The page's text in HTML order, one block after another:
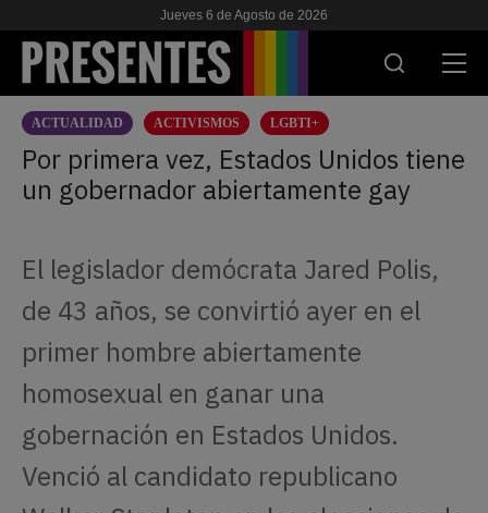
Jueves 6 de Agosto de 2026
ACTUALIDAD
INVESTIGACIONES
ESCUELA
APOYANOS
ES EN
ACTUALIDAD ACTIVISMOS LGBTI+
Por primera vez, Estados Unidos tiene
un gobernador abiertamente gay
El legislador demócrata Jared Polis,
de 43 años, se convirtió ayer en el
primer hombre abiertamente
homosexual en ganar una
gobernación en Estados Unidos.
Venció al candidato republicano